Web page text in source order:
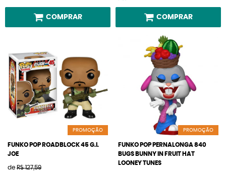
COMPRAR COMPRAR
PROMOÇÃO
FUNKO POP ROADBLOCK 45 G.I.
JOE
de R$ 127,59
PROMOÇÃO
FUNKO POP PERNALONGA 840
BUGS BUNNY IN FRUIT HAT
LOONEY TUNES